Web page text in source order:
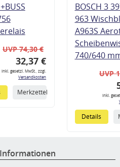
UVP 74,30 €
32,37 €
inkl. gesetzl. MwSt., zzgl.
Versandkosten
Merkzettel
BOSCH 3
963
A963S
740/640
UVP
inkl.
Details
Informationen